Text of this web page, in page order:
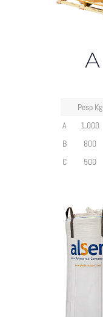
Peso Kg
A
1.000
B
800
C
500